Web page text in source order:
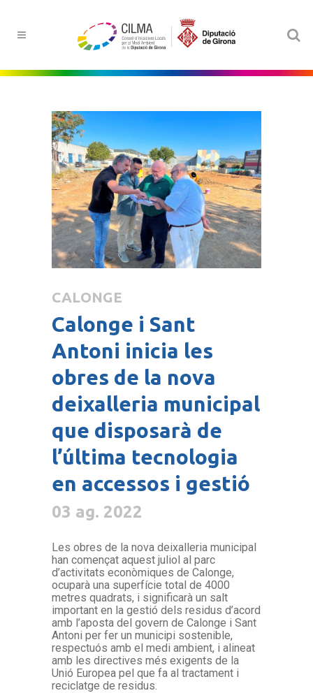
CALONGE
Calonge i Sant
Antoni inicia les
obres de la nova
deixalleria municipal
que disposarà de
l’última tecnologia
en accessos i gestió
03 ag. 2022
Les obres de la nova deixalleria municipal
han començat aquest juliol al parc
d’activitats econòmiques de Calonge,
ocuparà una superfície total de 4000
metres quadrats, i significarà un salt
important en la gestió dels residus d’acord
amb l’aposta del govern de Calonge i Sant
Antoni per fer un municipi sostenible,
respectuós amb el medi ambient, i alineat
amb les directives més exigents de la
Unió Europea pel que fa al tractament i
reciclatge de residus.